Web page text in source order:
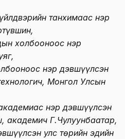
танхимаас нэр
холбооноос нэр
нэр дэвшүүлсэн
Монгол Улсын
нэр дэвшүүлсэн
академич Г.Чулуунбаатар,
улс төрийн эдийн